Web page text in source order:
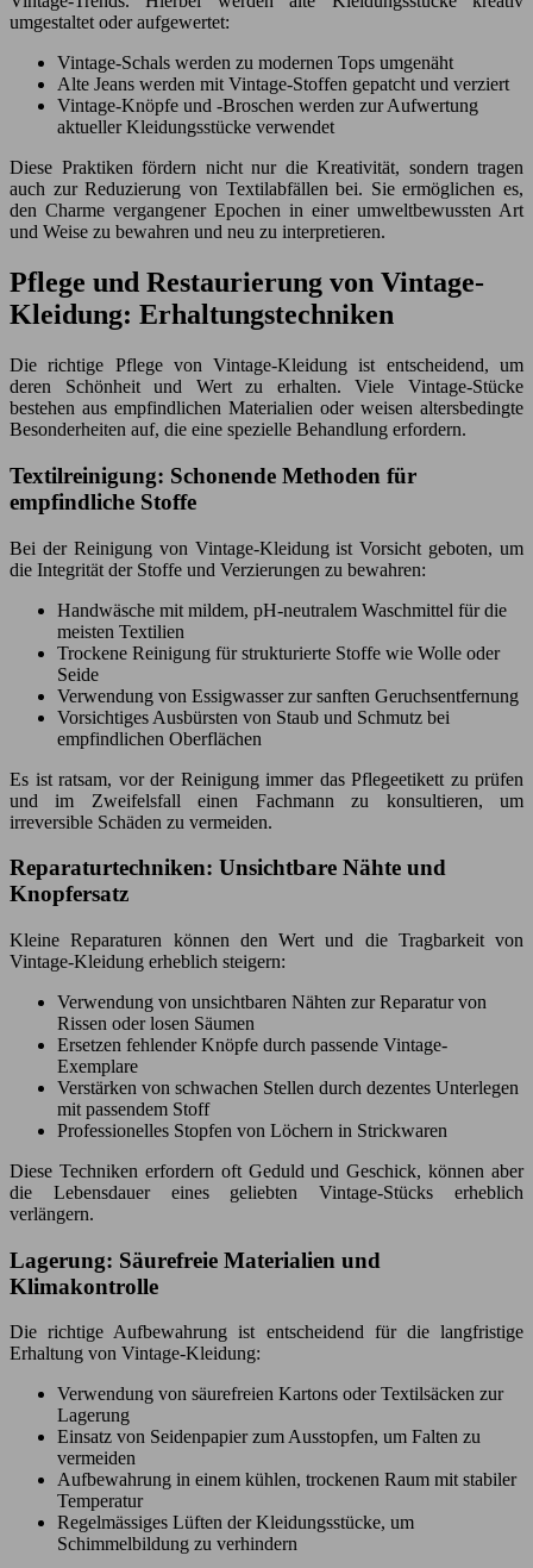
umgestaltet oder aufgewertet:
Vintage-Schals werden zu modernen Tops umgenäht
Alte Jeans werden mit Vintage-Stoffen gepatcht und verziert
Vintage-Knöpfe und -Broschen werden zur Aufwertung
aktueller Kleidungsstücke verwendet
Diese Praktiken fördern nicht nur die Kreativität, sondern tragen
auch zur Reduzierung von Textilabfällen bei. Sie ermöglichen es,
den Charme vergangener Epochen in einer umweltbewussten Art
und Weise zu bewahren und neu zu interpretieren.
Pflege und Restaurierung von Vintage-
Kleidung: Erhaltungstechniken
Die richtige Pflege von Vintage-Kleidung ist entscheidend, um
deren Schönheit und Wert zu erhalten. Viele Vintage-Stücke
bestehen aus empfindlichen Materialien oder weisen altersbedingte
Besonderheiten auf, die eine spezielle Behandlung erfordern.
Textilreinigung: Schonende Methoden für
empfindliche Stoffe
Bei der Reinigung von Vintage-Kleidung ist Vorsicht geboten, um
die Integrität der Stoffe und Verzierungen zu bewahren:
Handwäsche mit mildem, pH-neutralem Waschmittel für die
meisten Textilien
Trockene Reinigung für strukturierte Stoffe wie Wolle oder
Seide
Verwendung von Essigwasser zur sanften Geruchsentfernung
Vorsichtiges Ausbürsten von Staub und Schmutz bei
empfindlichen Oberflächen
Es ist ratsam, vor der Reinigung immer das Pflegeetikett zu prüfen
und im Zweifelsfall einen Fachmann zu konsultieren, um
irreversible Schäden zu vermeiden.
Reparaturtechniken: Unsichtbare Nähte und
Knopfersatz
Kleine Reparaturen können den Wert und die Tragbarkeit von
Vintage-Kleidung erheblich steigern:
Verwendung von unsichtbaren Nähten zur Reparatur von
Rissen oder losen Säumen
Ersetzen fehlender Knöpfe durch passende Vintage-
Exemplare
Verstärken von schwachen Stellen durch dezentes Unterlegen
mit passendem Stoff
Professionelles Stopfen von Löchern in Strickwaren
Diese Techniken erfordern oft Geduld und Geschick, können aber
die Lebensdauer eines geliebten Vintage-Stücks erheblich
verlängern.
Lagerung: Säurefreie Materialien und
Klimakontrolle
Die richtige Aufbewahrung ist entscheidend für die langfristige
Erhaltung von Vintage-Kleidung:
Verwendung von säurefreien Kartons oder Textilsäcken zur
Lagerung
Einsatz von Seidenpapier zum Ausstopfen, um Falten zu
vermeiden
Aufbewahrung in einem kühlen, trockenen Raum mit stabiler
Temperatur
Regelmässiges Lüften der Kleidungsstücke, um
Schimmelbildung zu verhindern